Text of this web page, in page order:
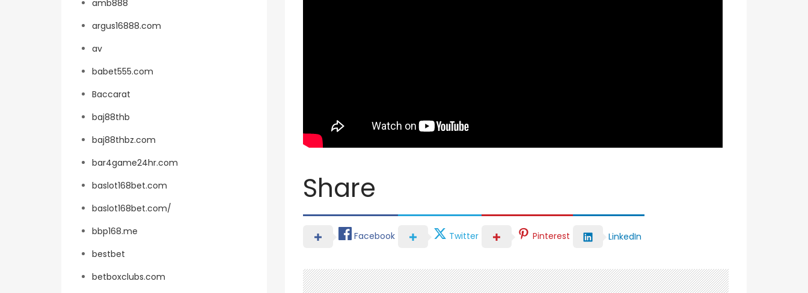
Share
Facebook Twitter Pinterest LinkedIn
amb888
argus16888.com
av
babet555.com
Baccarat
baj88thb
baj88thbz.com
bar4game24hr.com
baslot168bet.com
baslot168bet.com/
bbp168.me
bestbet
betboxclubs.com